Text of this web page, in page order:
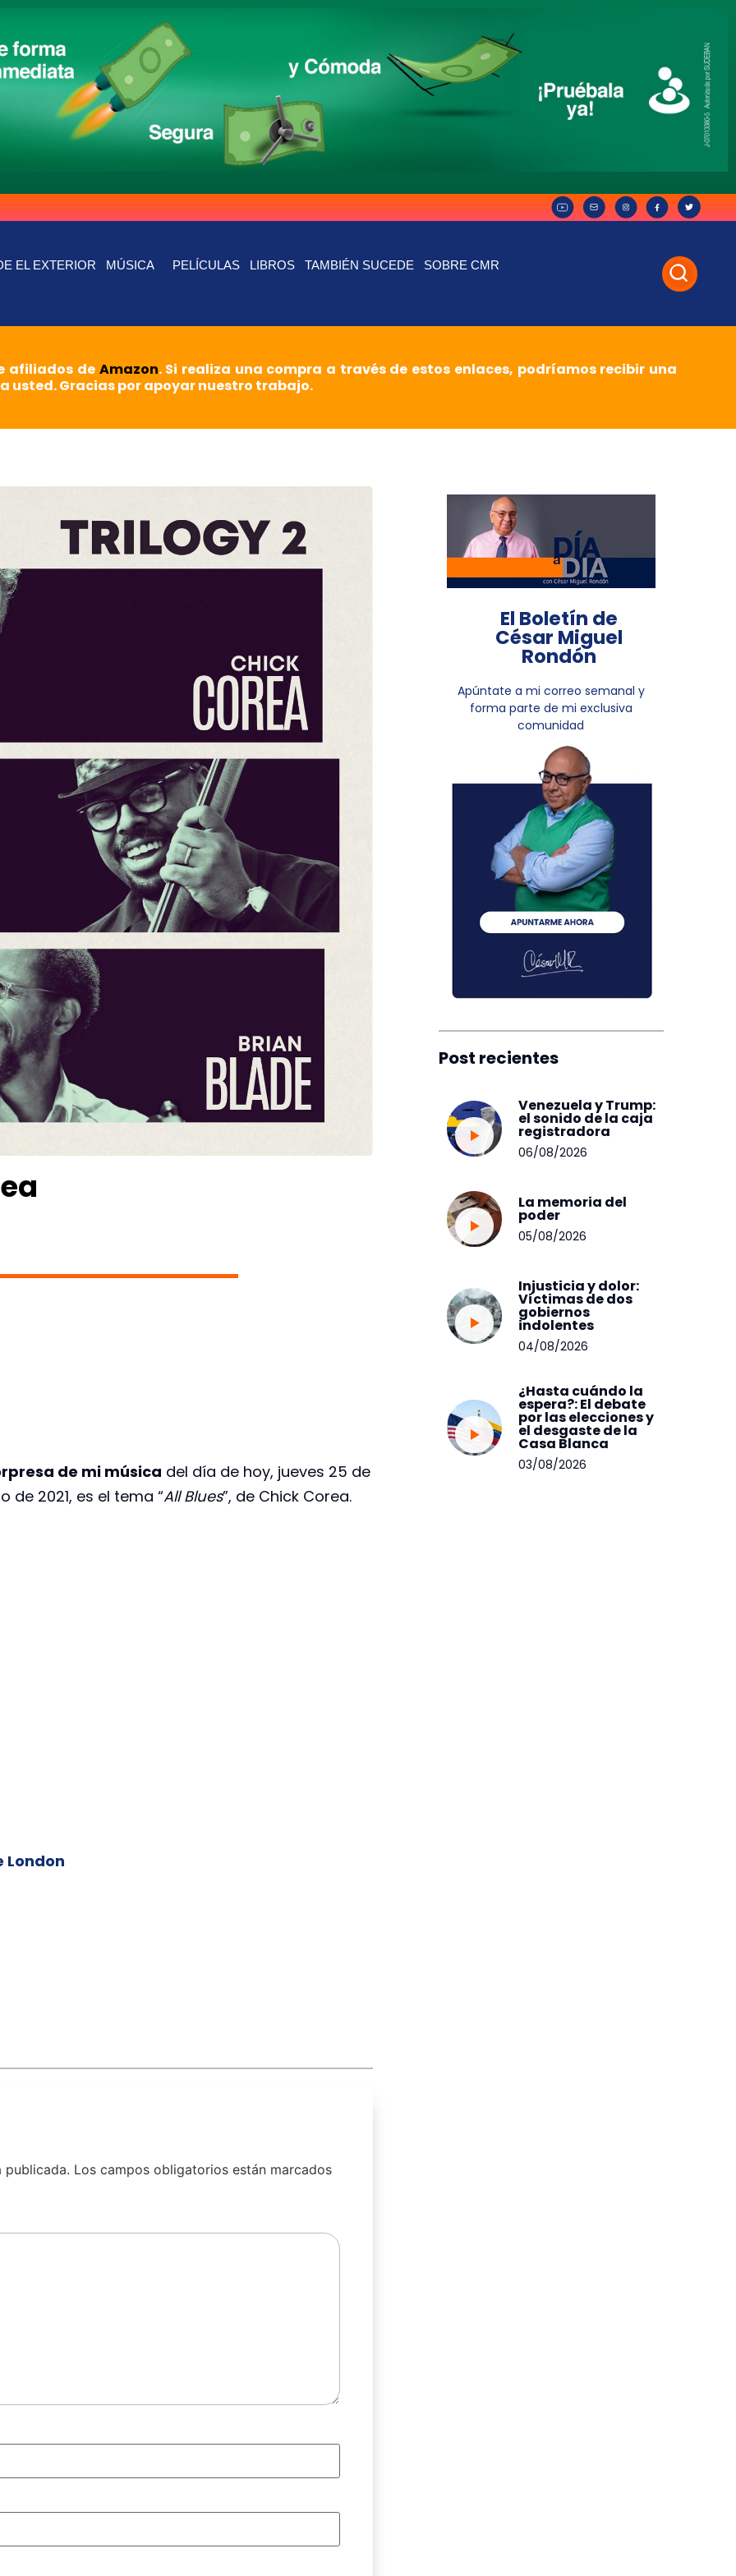
EL EXTERIOR MÚSICA PELÍCULAS LIBROS TAMBIÉN SUCEDE SOBRE CMR
afiliados de Amazon. Si realiza una compra a través de estos enlaces, podríamos recibir una
usted. Gracias por apoyar nuestro trabajo.
de mi música del día de hoy, jueves 25 de
de 2021, es el tema “All Blues”, de Chick Corea.
London
publicada. Los campos obligatorios están marcados
El Boletín de
César Miguel
Rondón
Apúntate a mi correo semanal y
forma parte de mi exclusiva
comunidad
Post recientes
Venezuela y Trump:
el sonido de la caja
registradora
06/08/2026
La memoria del
poder
05/08/2026
Injusticia y dolor:
Víctimas de dos
gobiernos
indolentes
04/08/2026
¿Hasta cuándo la
espera?: El debate
por las elecciones y
el desgaste de la
Casa Blanca
03/08/2026